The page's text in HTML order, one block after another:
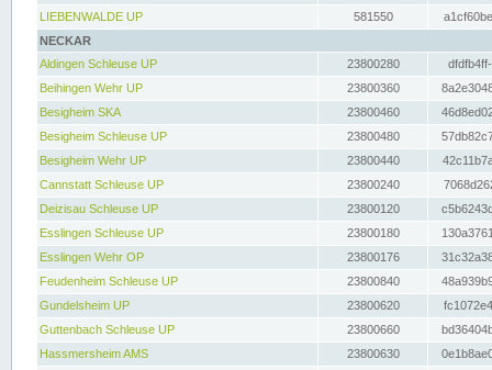
LIEBENWALDE UP
581550
NECKAR
Aldingen Schleuse UP
23800280
Beihingen Wehr UP
23800360
Besigheim SKA
23800460
Besigheim Schleuse UP
23800480
Besigheim Wehr UP
23800440
Cannstatt Schleuse UP
23800240
Deizisau Schleuse UP
23800120
Esslingen Schleuse UP
23800180
Esslingen Wehr OP
23800176
Feudenheim Schleuse UP
23800840
Gundelsheim UP
23800620
Guttenbach Schleuse UP
23800660
Hassmersheim AMS
23800630